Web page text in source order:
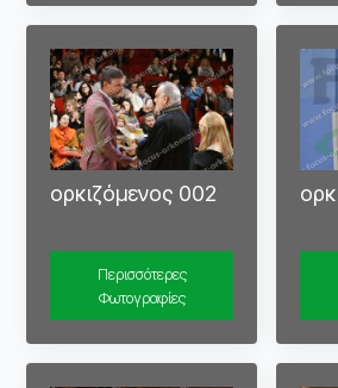
ορκιζόμενος 002
Περισσότερες
Φωτογραφίες